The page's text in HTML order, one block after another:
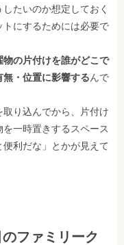
たいのか想定しておく
にするためには必要で
物の片付けを誰がどこで
・位置に影響するんで
り込んでから、片付け
一時置きするスペース
利だな」とかが見えて
ファミリーク